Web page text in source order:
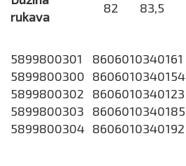
rukava
82 83,5
5899800301 8606010340161
5899800300 8606010340154
5899800302
8606010340123
5899800303
8606010340185
5899800304 8606010340192